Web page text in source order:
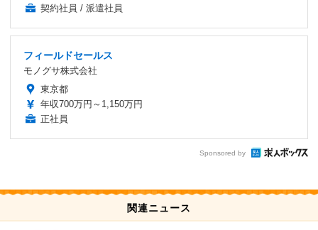
契約社員 / 派遣社員
フィールドセールス
モノグサ株式会社
東京都
年収700万円～1,150万円
正社員
Sponsored by
関連ニュース